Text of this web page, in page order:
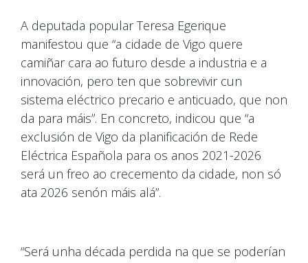
A deputada popular Teresa Egerique
manifestou que “a cidade de Vigo quere
camiñar cara ao futuro desde a industria e a
innovación, pero ten que sobrevivir cun
sistema eléctrico precario e anticuado, que non
da para máis”. En concreto, indicou que “a
exclusión de Vigo da planificación de Rede
Eléctrica Española para os anos 2021-2026
será un freo ao crecemento da cidade, non só
ata 2026 senón máis alá”.
“Será unha década perdida na que se poderían